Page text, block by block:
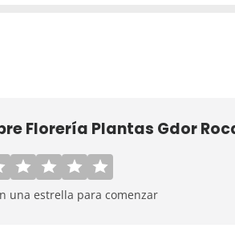
Florería Plantas Gdor
una estrella para comenzar